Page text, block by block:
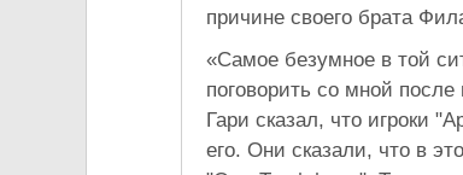
причине своего брата
«Самое безумное в той
поговорить со мной
Гари сказал, что игроки
его. Они сказали, что в